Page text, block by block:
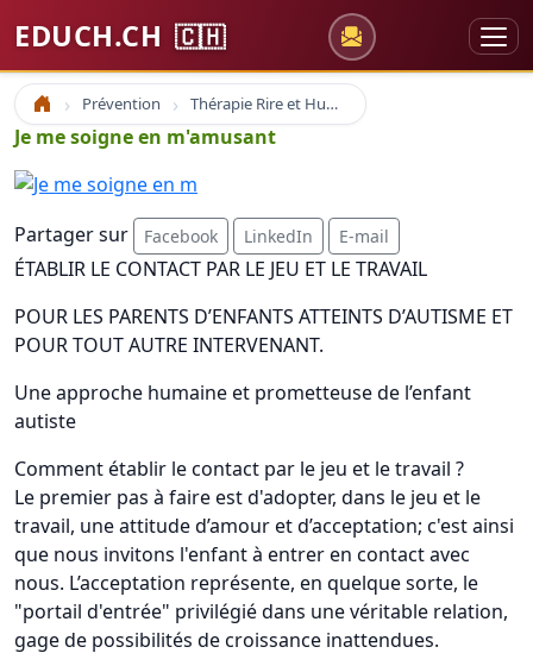
EDUCH.CH 🇨🇭
Accueil Prévention Thérapie Rire et Humour
Je me soigne en m'amusant
Partager sur Facebook LinkedIn E-mail
ÉTABLIR LE CONTACT PAR LE JEU ET LE TRAVAIL
POUR LES PARENTS D’ENFANTS ATTEINTS D’AUTISME ET
POUR TOUT AUTRE INTERVENANT.
Une approche humaine et prometteuse de l’enfant
autiste
Comment établir le contact par le jeu et le travail ?
Le premier pas à faire est d'adopter, dans le jeu et le
travail, une attitude d’amour et d’acceptation; c'est ainsi
que nous invitons l'enfant à entrer en contact avec
nous. L’acceptation représente, en quelque sorte, le
"portail d'entrée" privilégié dans une véritable relation,
gage de possibilités de croissance inattendues.